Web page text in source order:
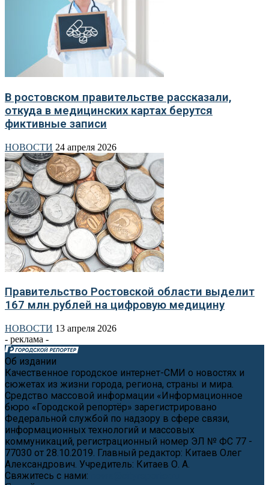
В ростовском правительстве рассказали,
откуда в медицинских картах берутся
фиктивные записи
НОВОСТИ 24 апреля 2026
Правительство Ростовской области выделит
167 млн рублей на цифровую медицину
НОВОСТИ 13 апреля 2026
- реклама -
Об издании
Качественное городское интернет-СМИ о новостях и
сюжетах из жизни города, региона, страны и мира.
Средство массовой информации «Информационное
бюро «Городской репортёр» зарегистрировано
Федеральной службой по надзору в сфере связи,
информационных технологий и массовых
коммуникаций, регистрационный номер ЭЛ № ФС 77 -
77030 от 28.10.2019. Главный редактор: Китаев Олег
Александрович. Учредитель: Китаев О. А.
Свяжитесь с нами: